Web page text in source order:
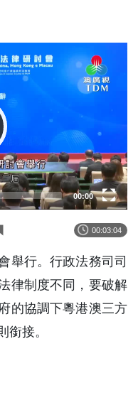
00:00
00:03:04
舉行。行政法務司司
律制度不同，要破解
的協調下粵港澳三方
銜接。